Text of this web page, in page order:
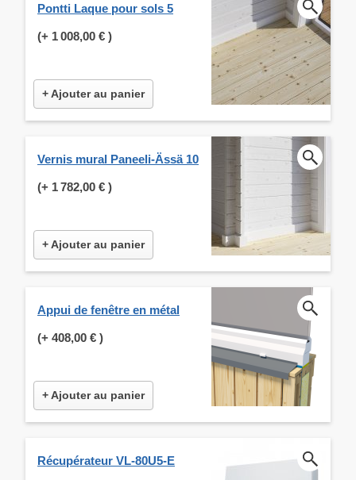
Pontti Laque pour sols 5
(+ 1 008,00 € )
+ Ajouter au panier
Vernis mural Paneeli-Ässä 10
(+ 1 782,00 € )
+ Ajouter au panier
Appui de fenêtre en métal
(+ 408,00 € )
+ Ajouter au panier
Récupérateur VL-80U5-E